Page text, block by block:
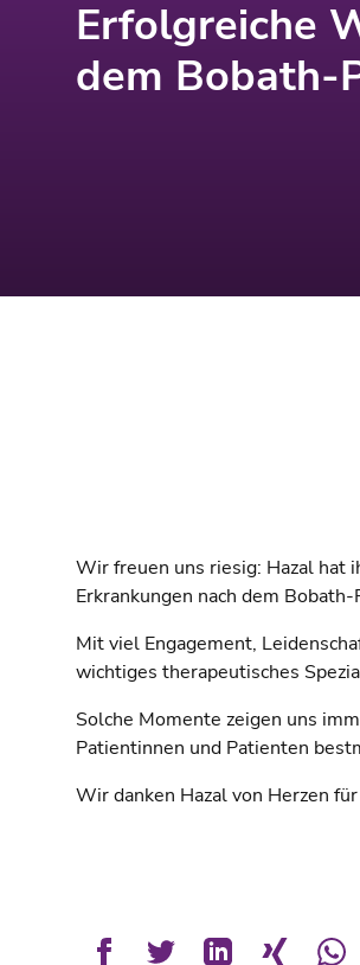
Erfolgreiche
dem Bobath-
Wir freuen uns riesig: Hazal hat
Erkrankungen nach dem
Mit viel Engagement,
wichtiges therapeutisches
Solche Momente zeigen uns
Patientinnen und Patienten
Wir danken Hazal von Herzen